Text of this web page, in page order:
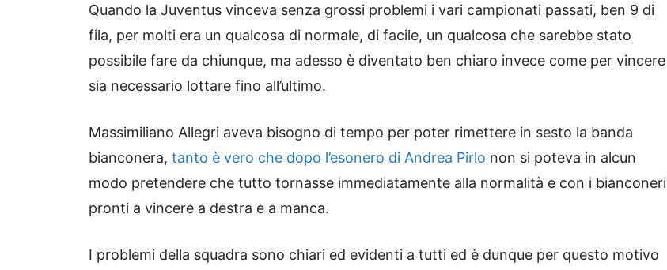
Quando la Juventus vinceva senza grossi problemi i vari campionati passati, ben 9 di
fila, per molti era un qualcosa di normale, di facile, un qualcosa che sarebbe stato
possibile fare da chiunque, ma adesso è diventato ben chiaro invece come per vincere
sia necessario lottare fino all’ultimo.
Massimiliano Allegri aveva bisogno di tempo per poter rimettere in sesto la banda
bianconera, tanto è vero che dopo l’esonero di Andrea Pirlo non si poteva in alcun
modo pretendere che tutto tornasse immediatamente alla normalità e con i bianconeri
pronti a vincere a destra e a manca.
I problemi della squadra sono chiari ed evidenti a tutti ed è dunque per questo motivo